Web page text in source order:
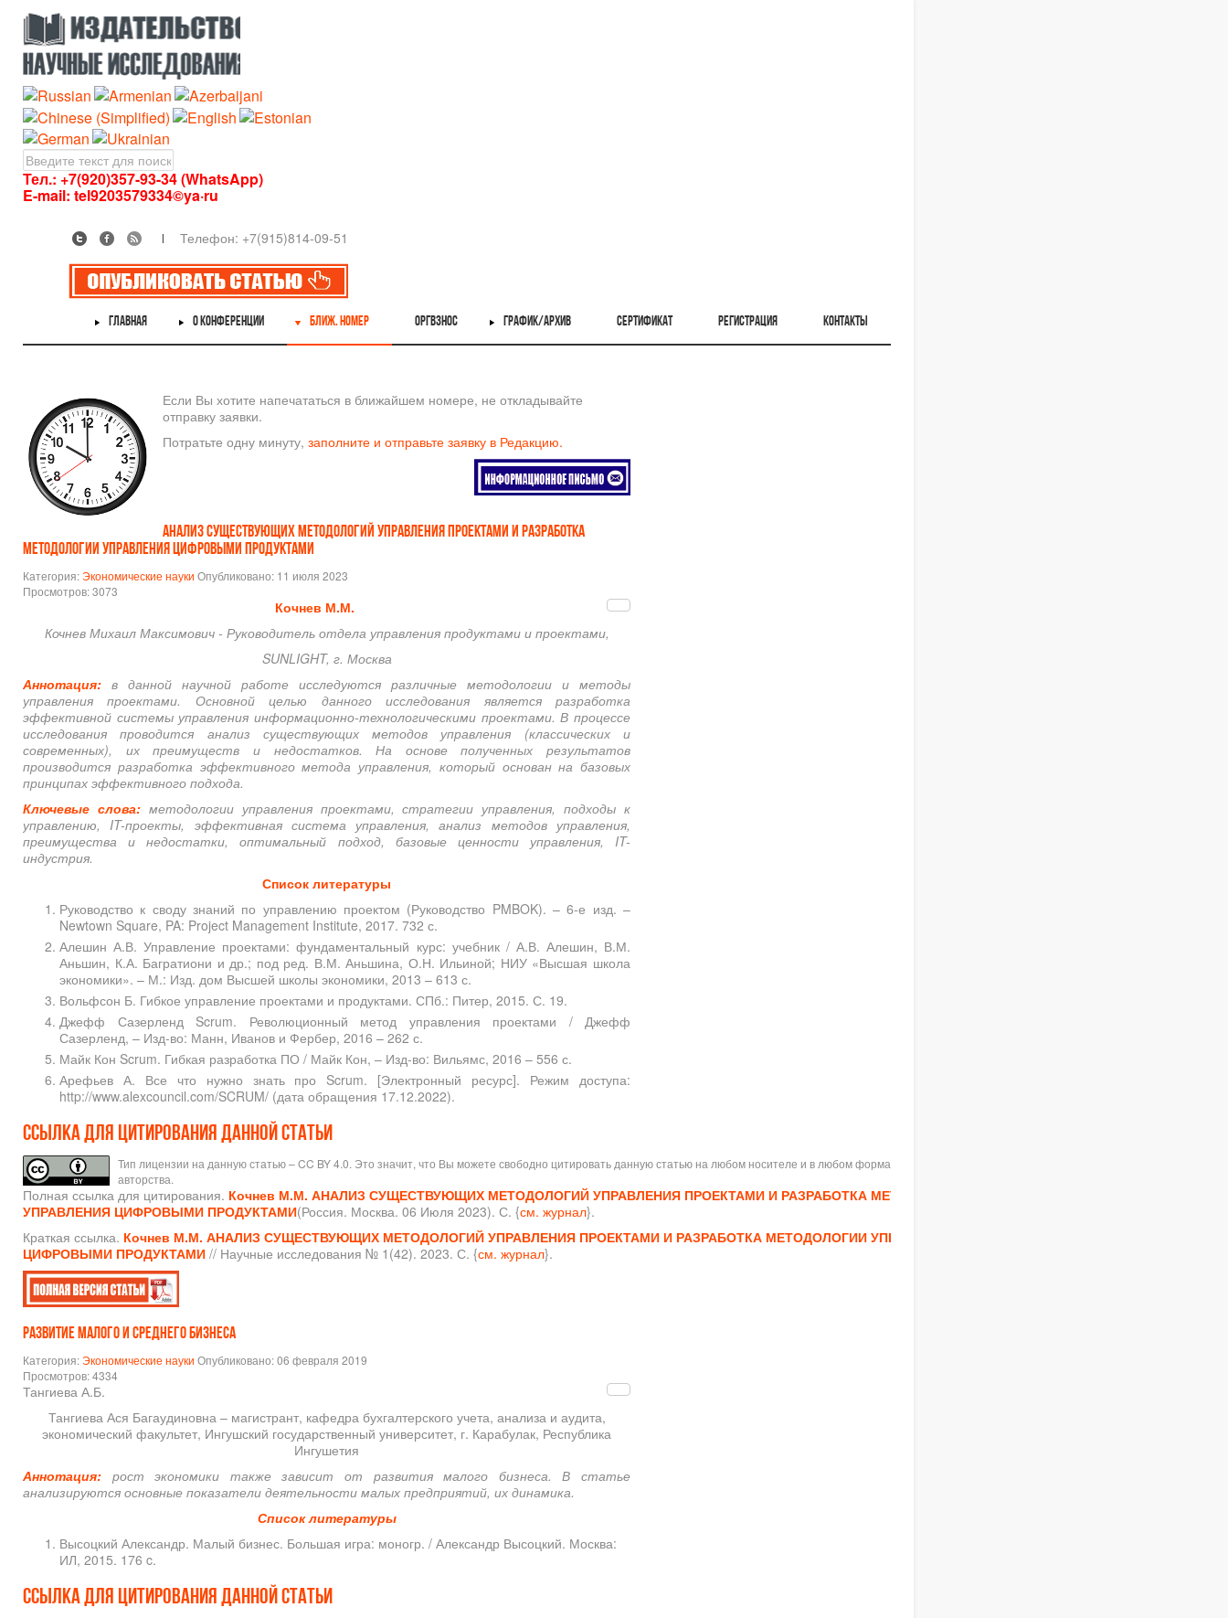
Тел.: +7(920)357-93-34 (WhatsApp)
E-mail: tel9203579334©ya·ru
Телефон: +7(915)814-09-51
ГЛАВНАЯ О КОНФЕРЕНЦИИ БЛИЖ. НОМЕР ОРГВЗНОС ГРАФИК/АРХИВ СЕРТИФИКАТ РЕГИСТРАЦИЯ КОНТАКТЫ
Если Вы хотите напечататься в ближайшем номере, не откладывайте
отправку заявки.
Потратьте одну минуту, заполните и отправьте заявку в Редакцию.
АНАЛИЗ СУЩЕСТВУЮЩИХ МЕТОДОЛОГИЙ УПРАВЛЕНИЯ ПРОЕКТАМИ И РАЗРАБОТКА
МЕТОДОЛОГИИ УПРАВЛЕНИЯ ЦИФРОВЫМИ ПРОДУКТАМИ
Категория:Экономические науки Опубликовано: 11 июля 2023
Просмотров: 3073
Кочнев М.М.
Кочнев Михаил Максимович - Руководитель отдела управления продуктами и проектами,
SUNLIGHT, г. Москва
Аннотация: в данной научной работе исследуются различные методологии и методы
управления проектами. Основной целью данного исследования является разработка
эффективной системы управления информационно-технологическими проектами. В процессе
исследования проводится анализ существующих методов управления (классических и
современных), их преимуществ и недостатков. На основе полученных результатов
производится разработка эффективного метода управления, который основан на базовых
принципах эффективного подхода.
Ключевые слова: методологии управления проектами, стратегии управления, подходы к
управлению, IT-проекты, эффективная система управления, анализ методов управления,
преимущества и недостатки, оптимальный подход, базовые ценности управления, IT-
индустрия.
Список литературы
Руководство к своду знаний по управлению проектом (Руководство PMBOK). – 6-е изд. –
Newtown Square, PA: Project Management Institute, 2017. 732 с.
Алешин А.В. Управление проектами: фундаментальный курс: учебник / А.В. Алешин, В.М.
Аньшин, К.А. Багратиони и др.; под ред. В.М. Аньшина, О.Н. Ильиной; НИУ «Высшая школа
экономики». – М.: Изд. дом Высшей школы экономики, 2013 – 613 с.
Вольфсон Б. Гибкое управление проектами и продуктами. СПб.: Питер, 2015. С. 19.
Джефф Сазерленд Scrum. Революционный метод управления проектами / Джефф
Сазерленд, – Изд-во: Манн, Иванов и Фербер, 2016 – 262 с.
Майк Кон Scrum. Гибкая разработка ПО / Майк Кон, – Изд-во: Вильямс, 2016 – 556 с.
Арефьев А. Все что нужно знать про Scrum. [Электронный ресурс]. Режим доступа:
http://www.alexcouncil.com/SCRUM/ (дата обращения 17.12.2022).
Ссылка для цитирования данной статьи
Тип лицензии на данную статью – CC BY 4.0. Это значит, что Вы можете свободно цитировать данную статью на любом носителе и в любом формате при указании
авторства.
Полная ссылка для цитирования. Кочнев М.М. АНАЛИЗ СУЩЕСТВУЮЩИХ МЕТОДОЛОГИЙ УПРАВЛЕНИЯ ПРОЕКТАМИ И РАЗРАБОТКА МЕТОДОЛОГИИ
УПРАВЛЕНИЯ ЦИФРОВЫМИ ПРОДУКТАМИ(Россия. Москва. 06 Июля 2023). С. {см. журнал}.
Краткая ссылка. Кочнев М.М. АНАЛИЗ СУЩЕСТВУЮЩИХ МЕТОДОЛОГИЙ УПРАВЛЕНИЯ ПРОЕКТАМИ И РАЗРАБОТКА МЕТОДОЛОГИИ УПРАВЛЕНИЯ
ЦИФРОВЫМИ ПРОДУКТАМИ // Научные исследования № 1(42). 2023. С. {см. журнал}.
РАЗВИТИЕ МАЛОГО И СРЕДНЕГО БИЗНЕСА
Категория:Экономические науки Опубликовано: 06 февраля 2019
Просмотров: 4334
Тангиева А.Б.
Тангиева Ася Багаудиновна – магистрант, кафедра бухгалтерского учета, анализа и аудита,
экономический факультет, Ингушский государственный университет, г. Карабулак, Республика
Ингушетия
Аннотация: рост экономики также зависит от развития малого бизнеса. В статье
анализируются основные показатели деятельности малых предприятий, их динамика.
Список литературы
Высоцкий Александр. Малый бизнес. Большая игра: моногр. / Александр Высоцкий. Москва:
ИЛ, 2015. 176 c.
Ссылка для цитирования данной статьи